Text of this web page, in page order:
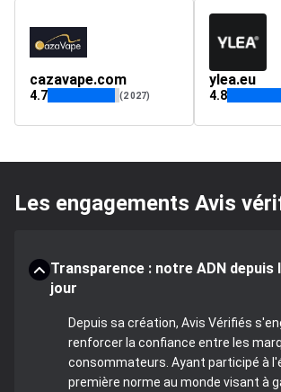
cazavape.com
4.7 (2 027)
ylea.eu
4.8
Les engagements Avis
Transparence : notre ADN depuis
jour
Depuis sa création, Avis Vérifiés
renforcer la confiance entre les
consommateurs. Ayant participé à
première norme au monde visant à